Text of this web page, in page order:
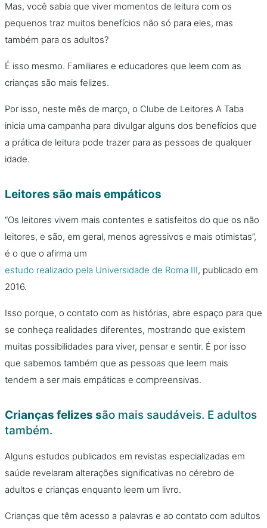
Mas, você sabia que viver momentos de leitura com os
pequenos traz muitos benefícios não só para eles, mas
também para os adultos?
É isso mesmo. Familiares e educadores que leem com as
crianças são mais felizes.
Por isso, neste mês de março, o Clube de Leitores A Taba
inicia uma campanha para divulgar alguns dos benefícios que
a prática de leitura pode trazer para as pessoas de qualquer
idade.
Leitores são mais empáticos
“Os leitores vivem mais contentes e satisfeitos do que os não
leitores, e são, em geral, menos agressivos e mais otimistas”,
é o que o afirma um
estudo realizado pela Universidade de Roma III, publicado em
2016.
Isso porque, o contato com as histórias, abre espaço para que
se conheça realidades diferentes, mostrando que existem
muitas possibilidades para viver, pensar e sentir. É por isso
que sabemos também que as pessoas que leem mais
tendem a ser mais empáticas e compreensivas.
Crianças felizes são mais saudáveis. E adultos
também.
Alguns estudos publicados em revistas especializadas em
saúde revelaram alterações significativas no cérebro de
adultos e crianças enquanto leem um livro.
Crianças que têm acesso a palavras e ao contato com adultos